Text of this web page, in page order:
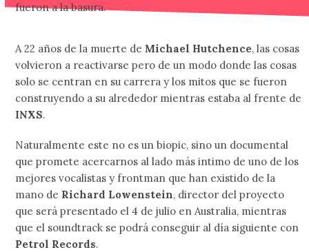
fueron a la basura.
A 22 años de la muerte de Michael Hutchence, las cosas
volvieron a reactivarse pero de un modo donde las cosas
solo se centran en su carrera y los mitos que se fueron
construyendo a su alrededor mientras estaba al frente de
INXS.
Naturalmente este no es un biopic, sino un documental
que promete acercarnos al lado más intimo de uno de los
mejores vocalistas y frontman que han existido de la
mano de Richard Lowenstein, director del proyecto
que será presentado el 4 de julio en Australia, mientras
que el soundtrack se podrá conseguir al día siguiente con
Petrol Records.